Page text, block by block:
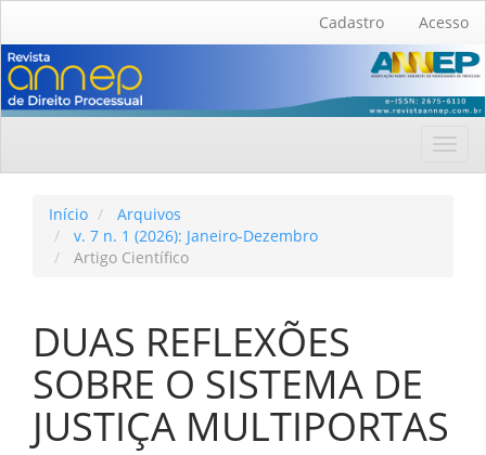
Conteúdo
principal
Barra
Lateral
Cadastro Acesso
Início
Arquivos
v. 7 n. 1 (2026): Janeiro-Dezembro
Artigo Científico
DUAS REFLEXÕES
SOBRE O SISTEMA DE
JUSTIÇA MULTIPORTAS